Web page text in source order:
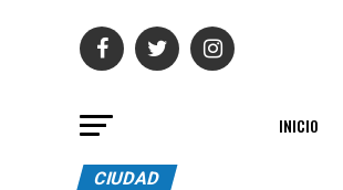
INICIO
CIUDAD